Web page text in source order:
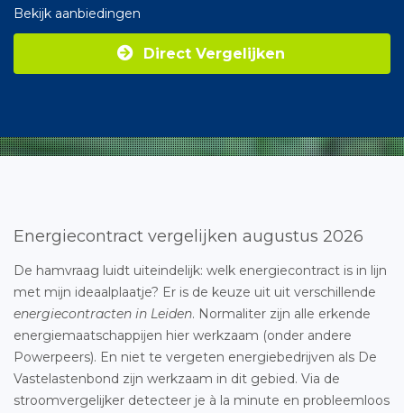
Bekijk aanbiedingen
Direct Vergelijken
Energiecontract vergelijken augustus 2026
De hamvraag luidt uiteindelijk: welk energiecontract is in lijn
met mijn ideaalplaatje? Er is de keuze uit uit verschillende
energiecontracten in Leiden. Normaliter zijn alle erkende
energiemaatschappijen hier werkzaam (onder andere
Powerpeers). En niet te vergeten energiebedrijven als De
Vastelastenbond zijn werkzaam in dit gebied. Via de
stroomvergelijker detecteer je à la minute en probleemloos